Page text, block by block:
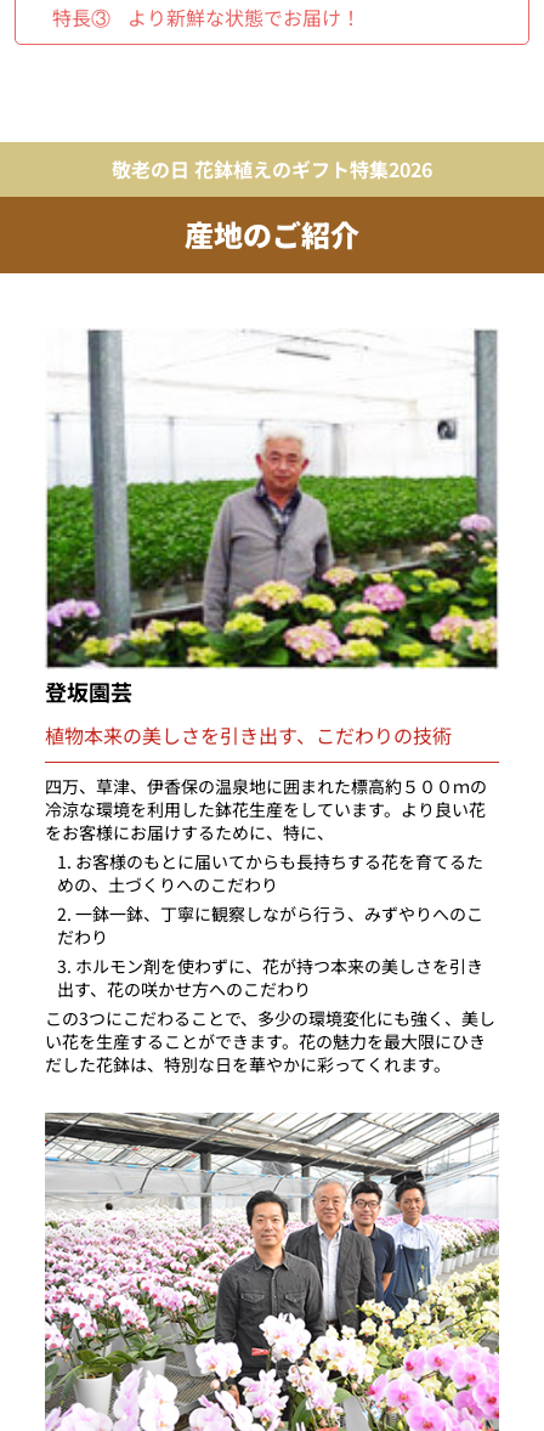
特長③
より新鮮な状態でお届け！
敬老の日 花鉢植えのギフト特集2026
産地のご紹介
登坂園芸
植物本来の美しさを引き出す、こだわりの技術
四万、草津、伊香保の温泉地に囲まれた標高約５００ｍの
冷涼な環境を利用した鉢花生産をしています。より良い花
をお客様にお届けするために、特に、
お客様のもとに届いてからも長持ちする花を育てるた
めの、土づくりへのこだわり
一鉢一鉢、丁寧に観察しながら行う、みずやりへのこ
だわり
ホルモン剤を使わずに、花が持つ本来の美しさを引き
出す、花の咲かせ方へのこだわり
この3つにこだわることで、多少の環境変化にも強く、美し
い花を生産することができます。花の魅力を最大限にひき
だした花鉢は、特別な日を華やかに彩ってくれます。